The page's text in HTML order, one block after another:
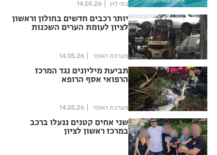
בתי לוין 14.05.26
יותר רכבים חדשים בחולון וראשון
לציון לעומת הערים השכנות
מערכת האתר 14.05.26
תביעת מיליונים נגד המרכז
הרפואי אסף הרופא
מערכת האתר 14.05.26
שני אחים קטנים ננעלו ברכב
במרכז ראשון לציון